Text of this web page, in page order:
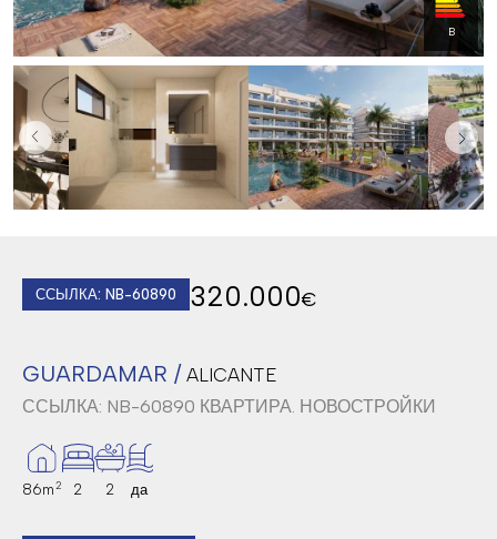
B
ССЫЛКА: NB-60890 320.000€
GUARDAMAR / ALICANTE
ССЫЛКА: NB-60890 КВАРТИРА. НОВОСТРОЙКИ
86m2 2 2 да